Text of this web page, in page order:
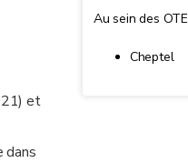
et
dans
Au sein des OTE
Cheptel